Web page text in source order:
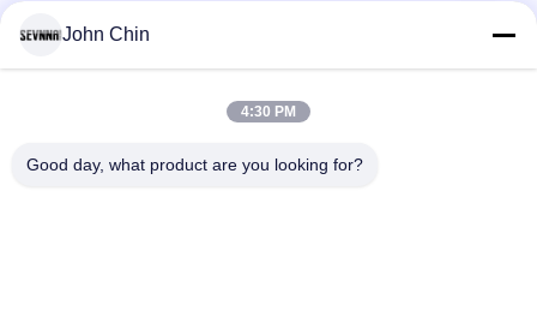
Catégories populaires
Tissu en nylon
John Chin
4:30 PM
Good day, what product are you looking for?